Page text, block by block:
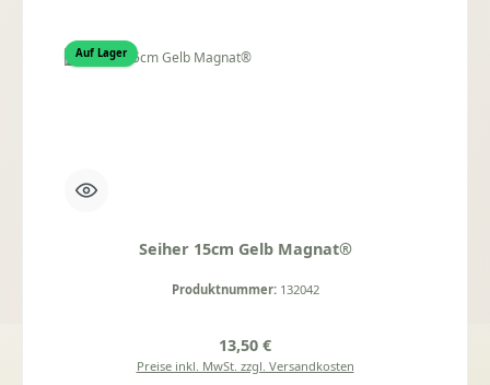
Auf Lager
Seiher 15cm Gelb Magnat®
Produktnummer: 132042
Regulärer Preis:
13,50 €
Preise inkl. MwSt. zzgl. Versandkosten